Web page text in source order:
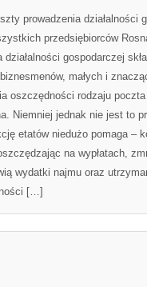
TO
DZISIAJ
NA
W
MIARĘ
prowadzenia działalności
przedsiębiorców
działalności gospodarczej
małych i
oszczędności rodzaju poczta
Niemniej jednak nie jest to
etatów niedużo pomaga –
na wypłatach,
wydatki najmu oraz
[…]